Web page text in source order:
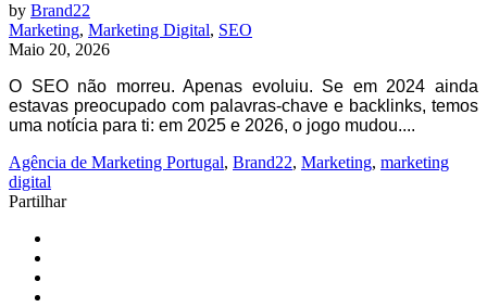
by Brand22
Marketing, Marketing Digital, SEO
Maio 20, 2026
O SEO não morreu. Apenas evoluiu. Se em 2024 ainda
estavas preocupado com palavras-chave e backlinks, temos
uma notícia para ti: em 2025 e 2026, o jogo mudou....
Agência de Marketing Portugal, Brand22, Marketing, marketing
digital
Partilhar